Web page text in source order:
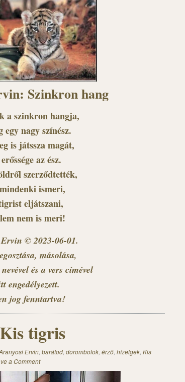
Szinkron hang
a szinkron hangja,
egy nagy színész.
is játssza magát,
az ész.
szerződtették,
ismeri,
eljátszani,
nem is meri!
© 2023-06-01.
másolása,
és a vers címével
engedélyezett.
jog fenntartva!
tigris
Ervin, barátod, dorombolok, érző, hízelgek, Kis
a Comment